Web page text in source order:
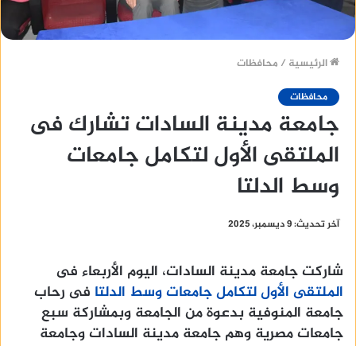
الرئيسية / محافظات
محافظات
جامعة مدينة السادات تشارك فى
الملتقى الأول لتكامل جامعات
وسط الدلتا
آخر تحديث: 9 ديسمبر، 2025
شاركت جامعة مدينة السادات، اليوم الأربعاء فى
الملتقى الأول لتكامل جامعات وسط الدلتا فى رحاب
جامعة المنوفية بدعوة من الجامعة وبمشاركة سبع
جامعات مصرية وهم جامعة مدينة السادات وجامعة